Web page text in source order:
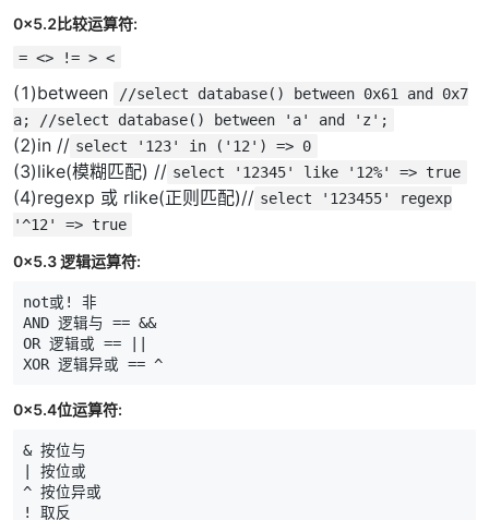
0x5.2比较运算符:
= <> != > <
(1)between
//select database() between 0x61 and 0x7
a; //select database() between 'a' and 'z';
(2)in // select '123' in ('12') => 0
(3)like(模糊匹配) // select '12345' like '12%' => true
(4)regexp 或 rlike(正则匹配)// select '123455' regexp
'^12' => true
0x5.3 逻辑运算符:
not或 !
非
AND 逻辑与 == &&
OR 逻辑或 ==
||
XOR 逻辑异或 == ^
0x5.4位运算符:
& 按位与
|
按位或
^ 按位异或
!
取反